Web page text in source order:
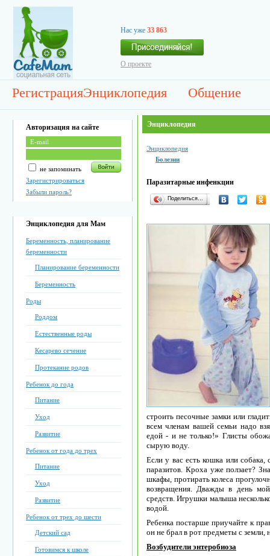
Нас уже 33 863
О проекте
РегистрацияЭнциклопедия Общение
Авторизация на сайте
не запоминать
Зарегистрироваться
Забыли пароль?
Энциклопедия для Мам
Беременность, планирование
беременности
Планирование беременности
Беременность
Роды
Роддом
Естественные роды
Кесарево сечение
Протекание родов
Ребенок до года
Питание
Уход
Развитие
Ребенок от года до трех
Питание
Уход
Развитие
Ребенок от трех до шести
Детский сад
Готовимся к школе
Энциклопедия
Энциклопедия
Болезни
Паразитарные инфенкции
Поделиться…
строить песочные замки или
всем членам вашей семьи надо
едой - и не только!» Глисты
сырую воду.
Если у вас есть кошка или собака,
паразитов. Кроха уже ползает?
шкафы, протирать колеса
возвращения. Дважды в день
средств. Игрушки малыша
водой.
Ребенка постарше приучайте к
он не брал в рот предметы с
Возбудители энтеробиоза